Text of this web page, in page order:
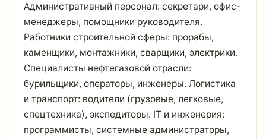
Административный персонал: секретари, офис-
менеджеры, помощники руководителя.
Работники строительной сферы: прорабы,
каменщики, монтажники, сварщики, электрики.
Специалисты нефтегазовой отрасли:
бурильщики, операторы, инженеры. Логистика
и транспорт: водители (грузовые, легковые,
спецтехника), экспедиторы. IT и инженерия:
программисты, системные администраторы,